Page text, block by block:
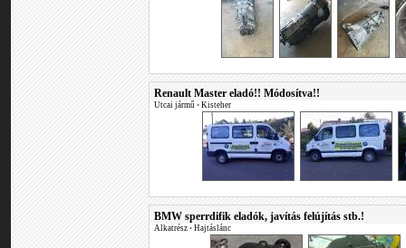
Renault Master eladó!! Módosítva!!
Utcai jármű • Kisteher
BMW sperrdifik eladók, javítás felújítás stb.!
Alkatrész • Hajtáslánc